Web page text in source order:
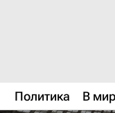
Политика В